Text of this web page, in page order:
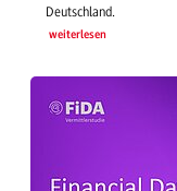
Deutschland.
weiterlesen